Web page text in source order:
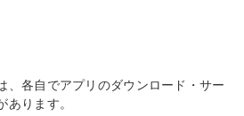
各自でアプリのダウンロード・サー
あります。